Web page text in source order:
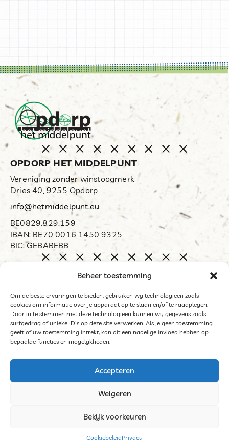
Beheer toestemming
Om de beste ervaringen te bieden, gebruiken wij technologieën zoals
cookies om informatie over je apparaat op te slaan en/of te raadplegen.
Door in te stemmen met deze technologieën kunnen wij gegevens zoals
surfgedrag of unieke ID's op deze site verwerken. Als je geen toestemming
geeft of uw toestemming intrekt, kan dit een nadelige invloed hebben op
bepaalde functies en mogelijkheden.
Accepteren
Weigeren
Bekijk voorkeuren
CookiebeleidPrivacy
OPDORP HET MIDDELPUNT
Vereniging zonder winstoogmerk
Dries 40, 9255 Opdorp
info@hetmiddelpunt.eu
BE0829.829.159
IBAN: BE70 0016 1450 9325
BIC: GEBABEBB
Restart
Organisator
Word mecenas
Archief
Algemene voorwaarden deelnemers tentoonstelling